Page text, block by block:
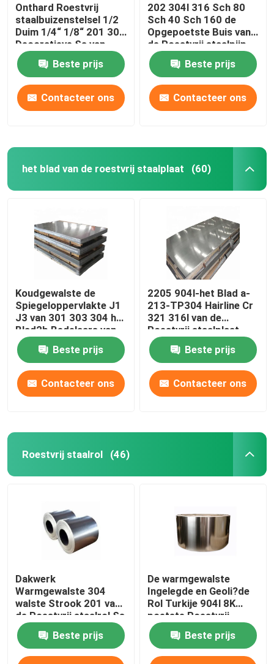
Onthard Roestvrij
staalbuizenstelsel 1/2
Duim 1/4“ 1/8“ 201 304
Decoratieve Ss van
304L Pijpronde
Beste prijs
Contacteer ons
202 304l 316 Sch 80
Sch 40 Sch 160 de
Opgepoetste Buis van
de Roestvrij staalpijp
Beste prijs
Contacteer ons
het blad van de roestvrij staalplaat (60)
Koudgewalste de
Spiegeloppervlakte J1
J3 van 301 303 304 het
Blad2b Bedelaars van
de Roestvrij staalplaat
Beste prijs
Contacteer ons
2205 904l-het Blad a-
213-TP304 Hairline Cr
321 316l van de
Roestvrij staalplaat
Beste prijs
Contacteer ons
Roestvrij staalrol (46)
Dakwerk
Warmgewalste 304
walste Strook 201 van
de Roestvrij staalrol Ss
304 van 316l koud 202
Rol
Beste prijs
De warmgewalste
Ingelegde en Geoli?de
Rol Turkije 904l 8K
poetste Roestvrij
staalrol 430 Ss Rol 202
op
Beste prijs